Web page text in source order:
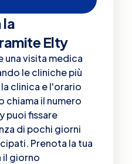
la
Elty
una visita medica
le cliniche più
clinica e l'orario
chiama il numero
puoi fissare
di pochi giorni
Prenota la tua
il giorno